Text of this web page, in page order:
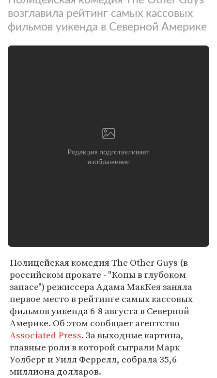
возглавила рейтинг самых кассовых
фильмов уикенда в Северной Америке
Полицейская комедия The Other Guys (в
российском прокате - "Копы в глубоком
запасе") режиссера Адама МакКея заняла
первое место в рейтинге самых кассовых
фильмов уикенда 6-8 августа в Северной
Америке. Об этом сообщает агентство
Associated Press. За выходные картина,
главные роли в которой сыграли Марк
Уолберг и Уилл Феррелл, собрала 35,6
миллиона долларов.